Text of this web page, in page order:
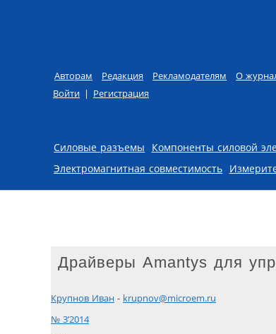
Авторам Редакция Рекламодателям
О
Войти | Регистрация
Skip to content
Силовые разъемы Компоненты силовой
Электромагнитная совместимость
Драйверы Amantys для
Крупнов Иван - krupnov@microem.ru
№ 3’2014